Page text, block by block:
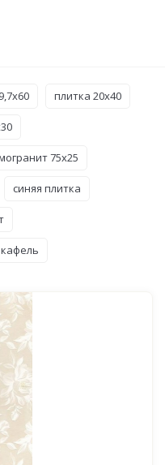
плитка 20x40
75x25
синяя плитка
кафель